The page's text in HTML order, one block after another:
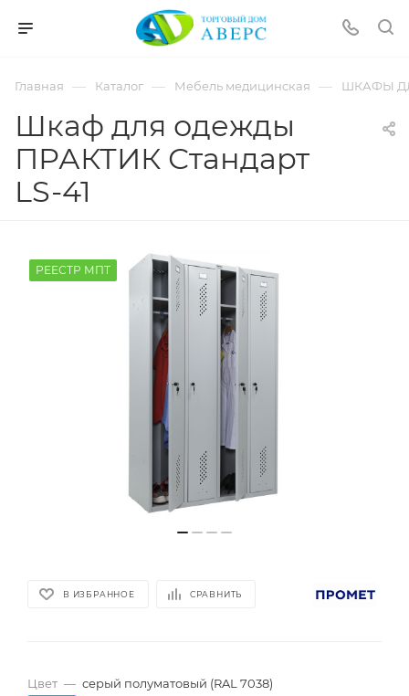
Главная — Каталог — Мебель медицинская — ШКАФЫ
Шкаф для одежды
ПРАКТИК Стандарт
LS-41
РЕЕСТР МПТ
В ИЗБРАННОЕ СРАВНИТЬ
Цвет — серый полуматовый (RAL 7038)
pornspider.info
xnxx